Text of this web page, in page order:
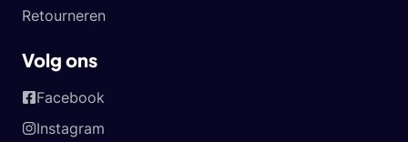
Retourneren
Volg ons
Facebook
Instagram